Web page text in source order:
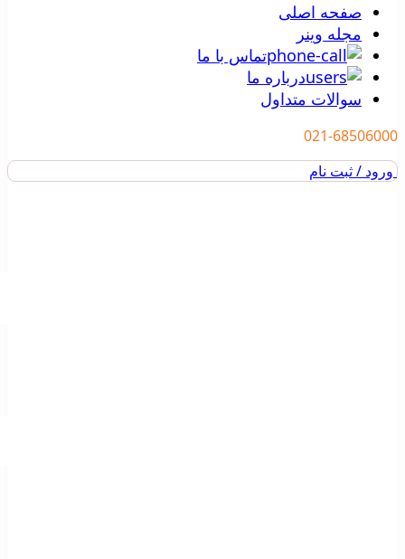
صفحه اصلی
مجله وینر
تماس با ما
درباره ما
سوالات متداول
021-68506000
ورود / ثبت نام